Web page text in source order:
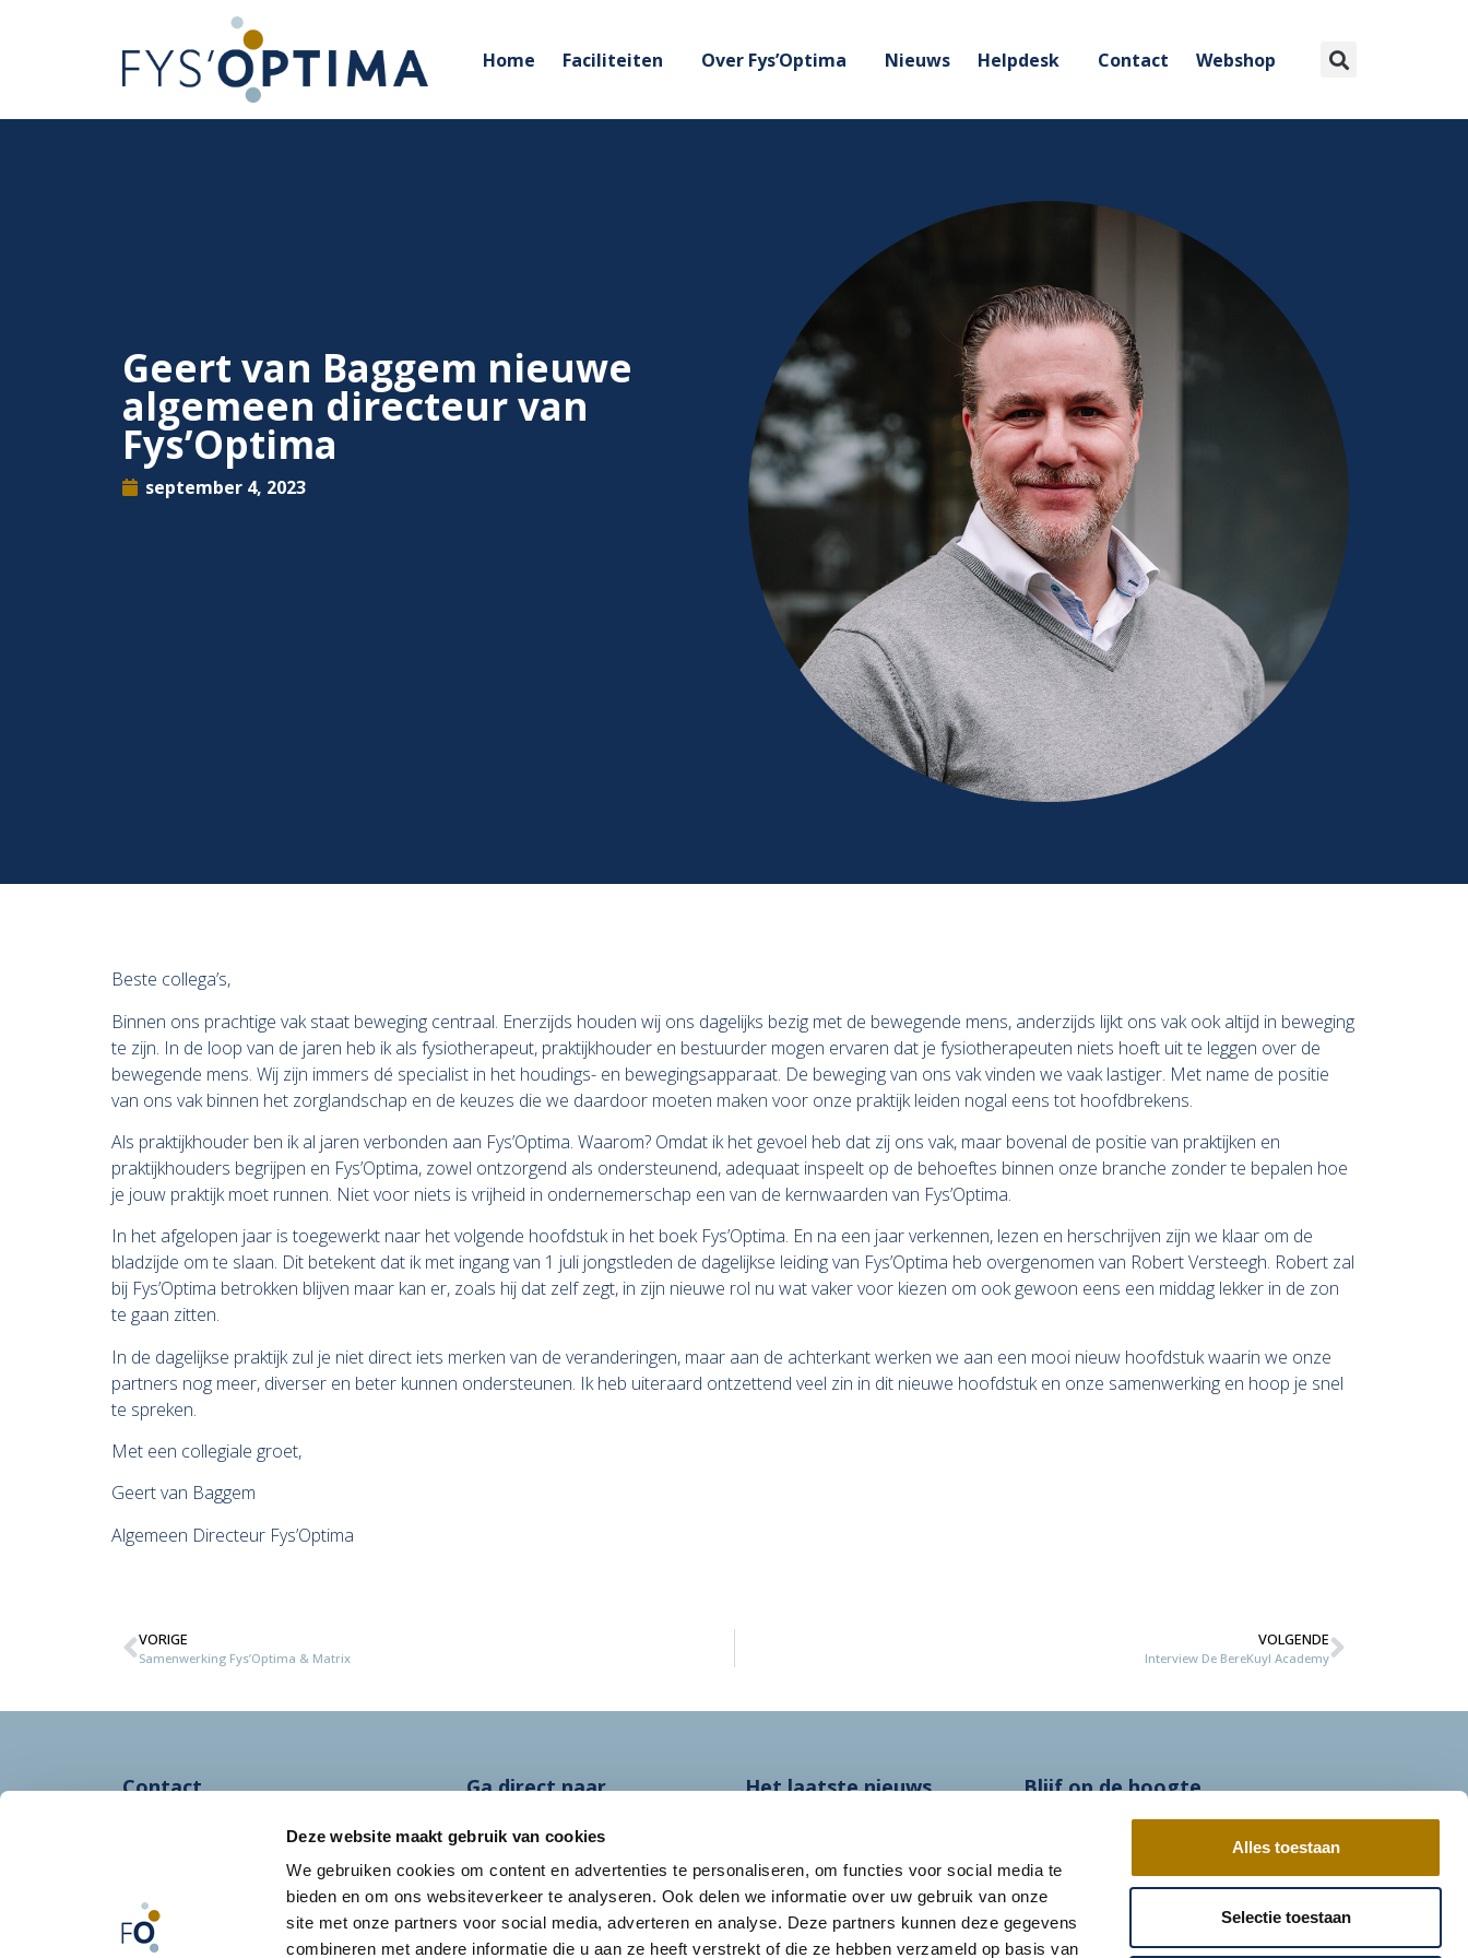
Deze website maakt gebruik van cookies
We gebruiken cookies om content en advertenties te personaliseren, om functies voor social media te
bieden en om ons websiteverkeer te analyseren. Ook delen we informatie over uw gebruik van onze
site met onze partners voor social media, adverteren en analyse. Deze partners kunnen deze gegevens
combineren met andere informatie die u aan ze heeft verstrekt of die ze hebben verzameld op basis van
Alles toestaan
Selectie toestaan
Home Faciliteiten Over Fys’Optima Nieuws Helpdesk Contact Webshop
Geert van Baggem nieuwe
algemeen directeur van
Fys’Optima
september 4, 2023
Beste collega’s,
Binnen ons prachtige vak staat beweging centraal. Enerzijds houden wij ons dagelijks bezig met de bewegende mens, anderzijds lijkt ons vak ook altijd in beweging
te zijn. In de loop van de jaren heb ik als fysiotherapeut, praktijkhouder en bestuurder mogen ervaren dat je fysiotherapeuten niets hoeft uit te leggen over de
bewegende mens. Wij zijn immers dé specialist in het houdings- en bewegingsapparaat. De beweging van ons vak vinden we vaak lastiger. Met name de positie
van ons vak binnen het zorglandschap en de keuzes die we daardoor moeten maken voor onze praktijk leiden nogal eens tot hoofdbrekens.
Als praktijkhouder ben ik al jaren verbonden aan Fys’Optima. Waarom? Omdat ik het gevoel heb dat zij ons vak, maar bovenal de positie van praktijken en
praktijkhouders begrijpen en Fys’Optima, zowel ontzorgend als ondersteunend, adequaat inspeelt op de behoeftes binnen onze branche zonder te bepalen hoe
je jouw praktijk moet runnen. Niet voor niets is vrijheid in ondernemerschap een van de kernwaarden van Fys’Optima.
In het afgelopen jaar is toegewerkt naar het volgende hoofdstuk in het boek Fys’Optima. En na een jaar verkennen, lezen en herschrijven zijn we klaar om de
bladzijde om te slaan. Dit betekent dat ik met ingang van 1 juli jongstleden de dagelijkse leiding van Fys’Optima heb overgenomen van Robert Versteegh. Robert zal
bij Fys’Optima betrokken blijven maar kan er, zoals hij dat zelf zegt, in zijn nieuwe rol nu wat vaker voor kiezen om ook gewoon eens een middag lekker in de zon
te gaan zitten.
In de dagelijkse praktijk zul je niet direct iets merken van de veranderingen, maar aan de achterkant werken we aan een mooi nieuw hoofdstuk waarin we onze
partners nog meer, diverser en beter kunnen ondersteunen. Ik heb uiteraard ontzettend veel zin in dit nieuwe hoofdstuk en onze samenwerking en hoop je snel
te spreken.
Met een collegiale groet,
Geert van Baggem
Algemeen Directeur Fys’Optima
VORIGE
Samenwerking Fys’Optima & Matrix
VOLGENDE
Interview De BereKuyl Academy
Contact Ga direct naar
Algemene voorwaarden
Klachtenprocedure
Privacybeleid
Het laatste nieuws
fysiotherapie vraagt
om uitgebreide
inhoudelijke
beoordeling
Blijf op de hoogte